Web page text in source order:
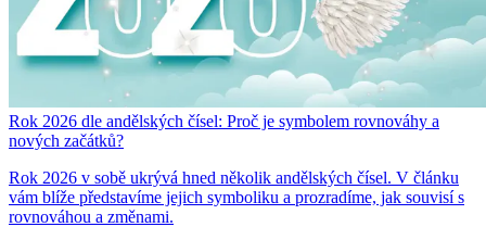
Rok 2026 dle andělských čísel: Proč je symbolem rovnováhy a
nových začátků?
Rok 2026 v sobě ukrývá hned několik andělských čísel. V článku
vám blíže představíme jejich symboliku a prozradíme, jak souvisí s
rovnováhou a změnami.